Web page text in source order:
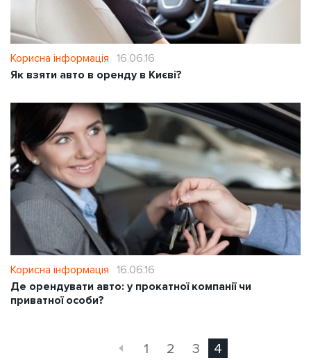
Корисна інформація 16.06.16
Як взяти авто в оренду в Києві?
Корисна інформація 16.06.16
Де орендувати авто: у прокатної компанії чи
приватної особи?
1 2 3 4